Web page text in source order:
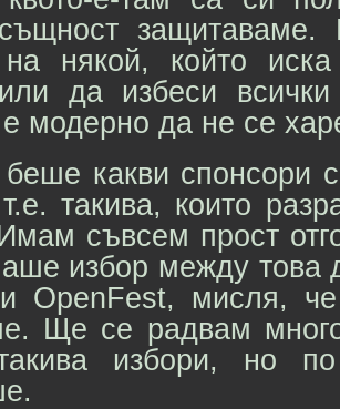
някой, който
да избеси
е модерно да не се
беше какви спонсори
такива, които
съвсем прост
избор между това
OpenFest, мисля,
Ще се радвам
избори, но